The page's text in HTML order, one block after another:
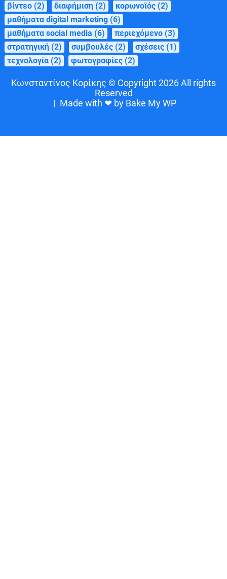
βίντεο (2) διαφήμιση (2) κορωνοϊός (2)
μαθήματα digital marketing (6)
μαθήματα social media (6) περιεχόμενο (3)
στρατηγική (2) συμβουλές (2) σχέσεις (1)
τεχνολογία (2) φωτογραφίες (2)
Κωνσταντίνος Κορίκης © Copyright 2026 All rights
Reserved
| Made with ❤ by Bake My WP